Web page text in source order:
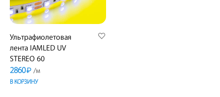
Ультрафиолетовая
лента IAMLED UV
STEREO 60
2860₽ /м
В КОРЗИНУ